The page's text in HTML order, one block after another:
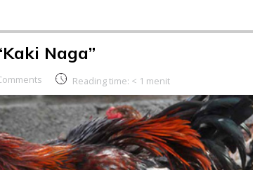
Naga”
Reading time: < 1 menit